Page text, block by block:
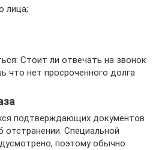
лица;
Стоит ли отвечать на звонок
что нет просроченного долга
подтверждающих документов
отстранении. Специальной
поэтому обычно